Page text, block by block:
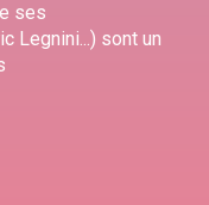
ses
Legnini...) sont un